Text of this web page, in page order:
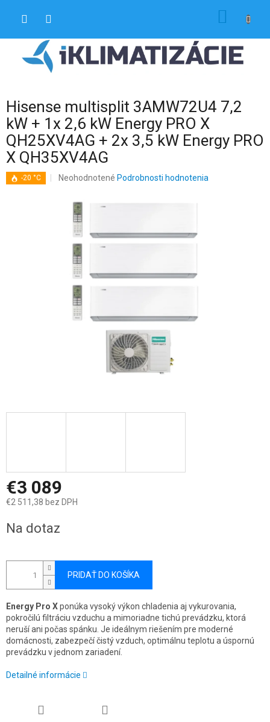
Hisense multisplit 3AMW72U4 7,2
kW + 1x 2,6 kW Energy PRO X
QH25XV4AG + 2x 3,5 kW Energy PRO
X QH35XV4AG
-20 °C
Priemerné
produktu
hviezdičiek.
Neohodnotené Podrobnosti hodnotenia
€3 089
€2 511,38 bez DPH
cena:
Na dotaz
PRIDAŤ DO KOŠÍKA
Energy Pro Xponúka vysoký výkon chladenia aj vykurovania,
pokročilú filtráciu vzduchu a mimoriadne tichú prevádzku, ktorá
neruší ani počas spánku. Je ideálnym riešením pre moderné
domácnosti, zabezpečí čistý vzduch, optimálnu teplotu a úspornú
prevádzku v jednom zariadení.
Detailné informácie